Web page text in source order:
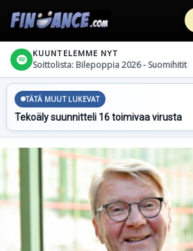
KUUNTELEMME NYT
Soittolista: Bilepoppia 2026 - Suomihitit
TÄTÄ MUUT LUKEVAT
Tekoäly suunnitteli 16 toimivaa virusta